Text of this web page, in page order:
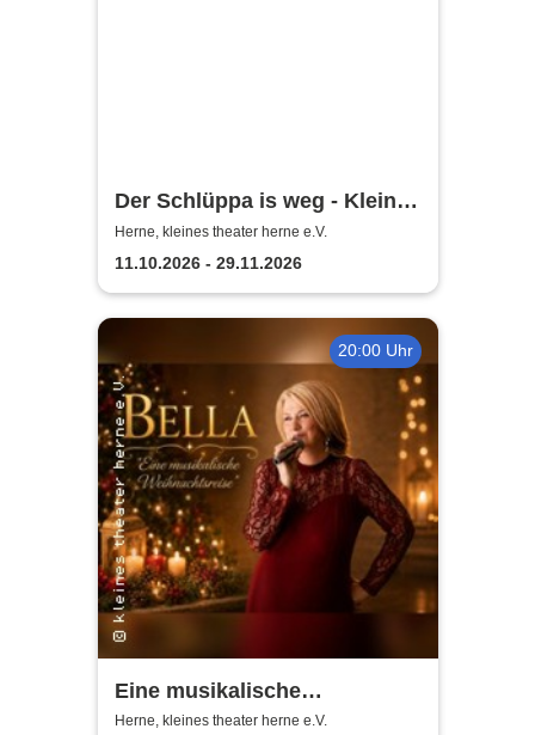
Der Schlüppa is weg - Kleines
Theater Herne
Herne, kleines theater herne e.V.
11.10.2026 - 29.11.2026
20:00 Uhr
Eine musikalische
Weihnachtsreise - Bella |
Herne, kleines theater herne e.V.